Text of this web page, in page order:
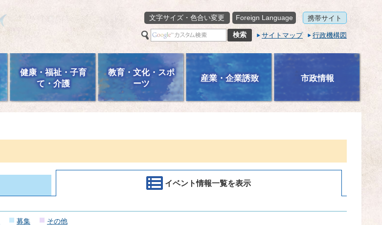
文字サイズ・色合い変更
Foreign Language 携帯サイト
サイトマップ 行政機構図
健康・福祉・子育
て・介護
教育・文化・スポ
ーツ
産業・企業誘致 市政情報
イベント情報一覧を表示
募集 その他